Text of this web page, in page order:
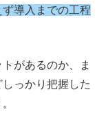
導入までの工程
があるのか、ま
っかり把握した